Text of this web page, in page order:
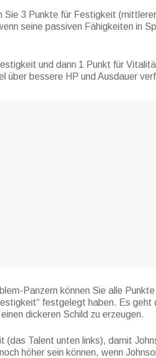
Sie 3 Punkte für Festigkeit
seine passiven Fähigkeiten in
und dann 1 Punkt für
über bessere HP und Ausdauer
Panzern können Sie alle Punkte
festgelegt haben. Es geht
dickeren Schild zu erzeugen.
Talent unten links), damit
höher sein können, wenn